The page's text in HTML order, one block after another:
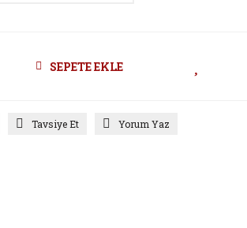
SEPETE EKLE
Tavsiye Et Yorum Yaz